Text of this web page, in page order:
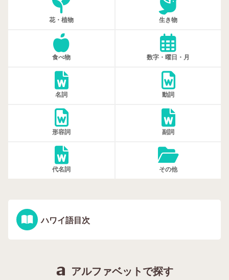
花・植物 生き物
食べ物 数字・曜日・月
名詞 動詞
形容詞 副詞
代名詞 その他
ハワイ語目次
アルファベットで探す